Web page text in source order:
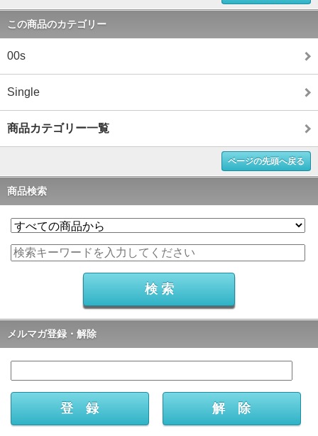
この商品のカテゴリー
00s
Single
商品カテゴリー一覧
ページの先頭へ戻る
商品検索
メルマガ登録・解除